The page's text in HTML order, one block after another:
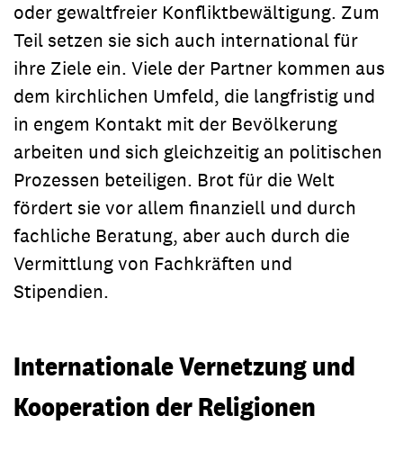
oder gewaltfreier Konfliktbewältigung. Zum
Teil setzen sie sich auch international für
ihre Ziele ein. Viele der Partner kommen aus
dem kirchlichen Umfeld, die langfristig und
in engem Kontakt mit der Bevölkerung
arbeiten und sich gleichzeitig an politischen
Prozessen beteiligen. Brot für die Welt
fördert sie vor allem finanziell und durch
fachliche Beratung, aber auch durch die
Vermittlung von Fachkräften und
Stipendien.
Internationale Vernetzung und
Kooperation der Religionen